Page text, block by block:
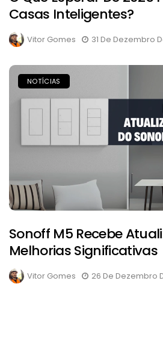
Casas Inteligentes?
Vitor Gomes 31 De Dezembro
NOTÍCIAS
Sonoff M5 Recebe
Melhorias Significativas
Vitor Gomes 26 De Dezembro